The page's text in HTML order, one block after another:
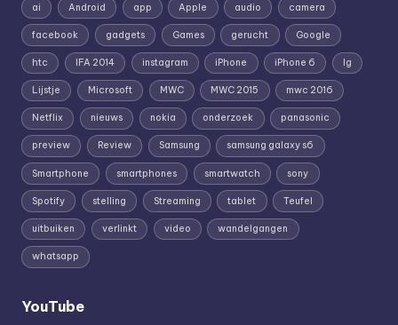
ai Android app Apple audio camera
facebook gadgets Games gerucht Google
htc IFA 2014 instagram iPhone iPhone 6 lg
Lijstje Microsoft MWC MWC 2015 mwc 2016
Netflix nieuws nokia onderzoek panasonic
preview Review Samsung samsung galaxy s6
Smartphone smartphones smartwatch sony
Spotify stelling Streaming tablet Teufel
uitbuiken verlinkt video wandelgangen
whatsapp
YouTube